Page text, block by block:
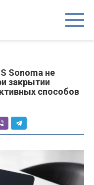
Sonoma не
закрытии
способов